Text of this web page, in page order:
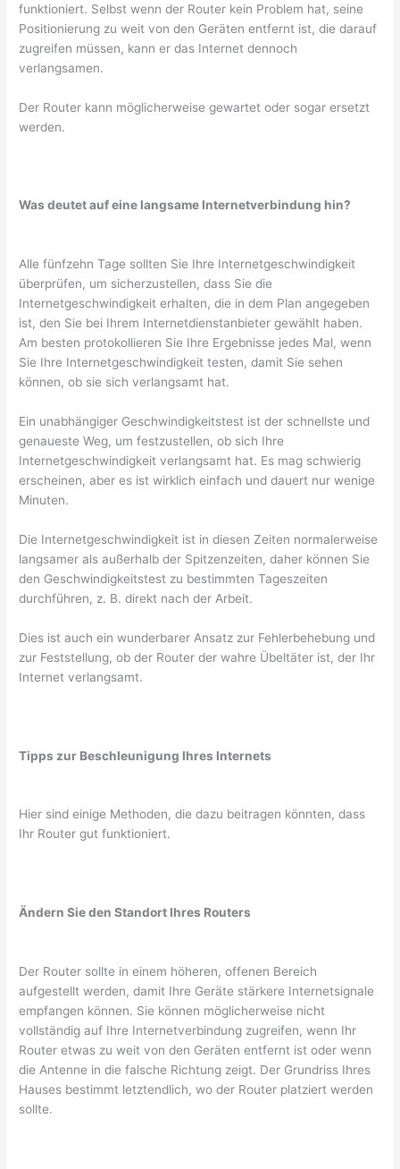
funktioniert. Selbst wenn der Router kein Problem hat, seine
Positionierung zu weit von den Geräten entfernt ist, die darauf
zugreifen müssen, kann er das Internet dennoch
verlangsamen.
Der Router kann möglicherweise gewartet oder sogar ersetzt
werden.
Was deutet auf eine langsame Internetverbindung hin?
Alle fünfzehn Tage sollten Sie Ihre Internetgeschwindigkeit
überprüfen, um sicherzustellen, dass Sie die
Internetgeschwindigkeit erhalten, die in dem Plan angegeben
ist, den Sie bei Ihrem Internetdienstanbieter gewählt haben.
Am besten protokollieren Sie Ihre Ergebnisse jedes Mal, wenn
Sie Ihre Internetgeschwindigkeit testen, damit Sie sehen
können, ob sie sich verlangsamt hat.
Ein unabhängiger Geschwindigkeitstest ist der schnellste und
genaueste Weg, um festzustellen, ob sich Ihre
Internetgeschwindigkeit verlangsamt hat. Es mag schwierig
erscheinen, aber es ist wirklich einfach und dauert nur wenige
Minuten.
Die Internetgeschwindigkeit ist in diesen Zeiten normalerweise
langsamer als außerhalb der Spitzenzeiten, daher können Sie
den Geschwindigkeitstest zu bestimmten Tageszeiten
durchführen, z. B. direkt nach der Arbeit.
Dies ist auch ein wunderbarer Ansatz zur Fehlerbehebung und
zur Feststellung, ob der Router der wahre Übeltäter ist, der Ihr
Internet verlangsamt.
Tipps zur Beschleunigung Ihres Internets
Hier sind einige Methoden, die dazu beitragen könnten, dass
Ihr Router gut funktioniert.
Ändern Sie den Standort Ihres Routers
Der Router sollte in einem höheren, offenen Bereich
aufgestellt werden, damit Ihre Geräte stärkere Internetsignale
empfangen können. Sie können möglicherweise nicht
vollständig auf Ihre Internetverbindung zugreifen, wenn Ihr
Router etwas zu weit von den Geräten entfernt ist oder wenn
die Antenne in die falsche Richtung zeigt. Der Grundriss Ihres
Hauses bestimmt letztendlich, wo der Router platziert werden
sollte.